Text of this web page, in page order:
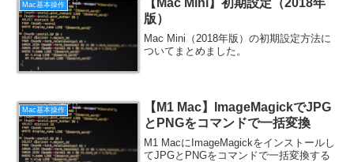
Mac基本操作
【Mac Mini】初期設定（2018年
版）
Mac Mini（2018年版）の初期設定方法に
ついてまとめました。
Mac基本操作
【M1 Mac】ImageMagickでJPG
とPNGをコマンドで一括変換
M1 MacにImageMagickをインストールし
てJPGとPNGをコマンドで一括変換する